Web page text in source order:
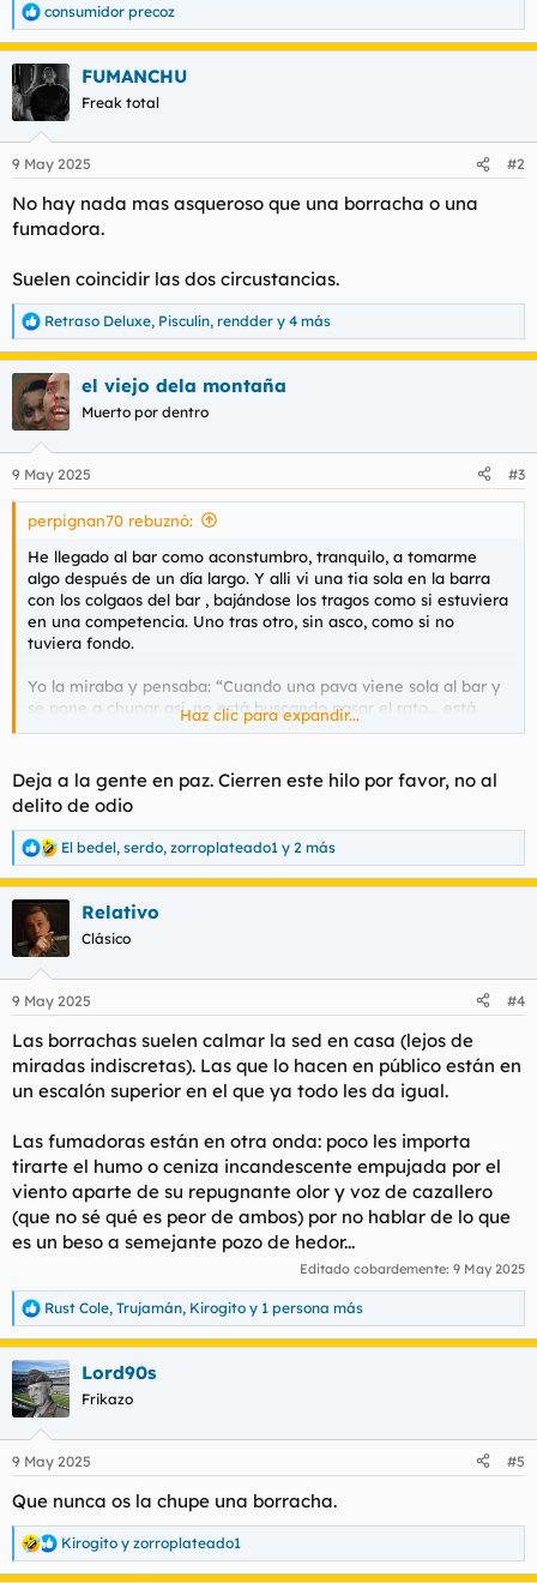
R
e
a
c
i
e
:
consumidor precoz
FUMANCHU
Freak total
9 May 2025 #2
No hay nada mas asqueroso que una borracha o una
fumadora.
Suelen coincidir las dos circustancias.
R
e
a
c
c
i
e
s
Retraso Deluxe, Pisculín, rendder y 4 más
el viejo dela montaña
Muerto por dentro
9 May 2025 #3
perpignan70 rebuznó:
He llegado al bar como aconstumbro, tranquilo, a tomarme
algo después de un día largo. Y alli vi una tia sola en la barra
con los colgaos del bar , bajándose los tragos como si estuviera
en una competencia. Uno tras otro, sin asco, como si no
tuviera fondo.
Yo la miraba y pensaba: “Cuando una pava viene sola al bar y
se pone a chupar así, no está buscando pasar el rato... está
cazando. Y no precisamente conversación.” mi opinión
No me malinterpretes, no estoy diciendo que que cada uno no
puede hacer con su vida lo que le apetezca Pero para mí, una
mujer que se porta así, no es para presumirla tampoco.
Porque la que se expone así, sola, pillandose una borrachera en
público, sabés que viene con drama incluido. Se ve sin clase y
yo la verdad es que pasaria. Que se la banque otro.
Haz clic para expandir...
Deja a la gente en paz. Cierren este hilo por favor, no al
delito de odio
R
e
a
c
i
e
:
El bedel, serdo, zorroplateado1 y 2 más
Relativo
Clásico
9 May 2025 #4
Las borrachas suelen calmar la sed en casa (lejos de
miradas indiscretas). Las que lo hacen en público están en
un escalón superior en el que ya todo les da igual.
Las fumadoras están en otra onda: poco les importa
tirarte el humo o ceniza incandescente empujada por el
viento aparte de su repugnante olor y voz de cazallero
(que no sé qué es peor de ambos) por no hablar de lo que
es un beso a semejante pozo de hedor...
Editado cobardemente: 9 May 2025
R
e
a
c
c
i
e
:
Rust Cole, Trujamán, Kirogito y 1 persona más
Lord90s
Frikazo
9 May 2025 #5
Que nunca os la chupe una borracha.
R
e
Kirogito y zorroplateado1